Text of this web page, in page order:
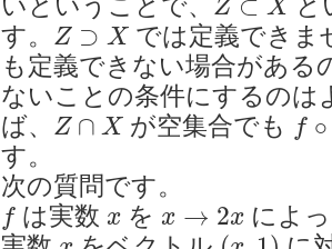
いということで、
Z Xと
す。
Z ⊃ X
Z⊃X
では定義できま
も定義できない場合がある
ないことの条件にするのは
ば、
Z ∩ X
Z∩X が空集合でも f ∘
f∘g
す。
次の質問です。
f
f は実数 x
x を x → 2x
x→2 x
によ
x (x 1)